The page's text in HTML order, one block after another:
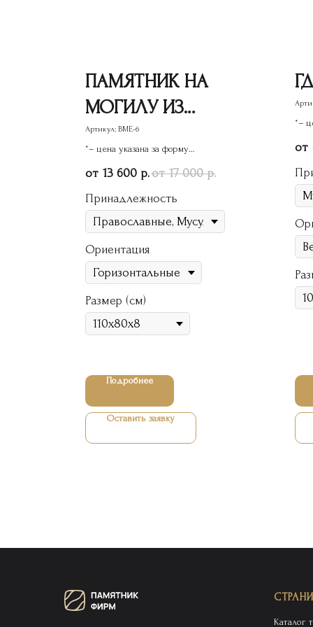
ПАМЯТНИК НА
МОГИЛУ ИЗ
ГРАНИТА ВМЕ-6
Артикул: ВМЕ-6
*– цена указана за форму
13 600 р. 17 000 р.
Принадлежность
Ориентация
Размер (см)
Подробнее
Оставить заявку
*–
Каталог